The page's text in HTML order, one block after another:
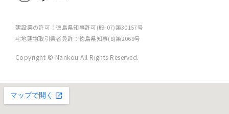
建設業の許可：徳島県知事許可(般-07)第30157号
宅地建物取引業者免許：徳島県知事(8)第2069号
Copyright © Nankou All Rights Reserved.